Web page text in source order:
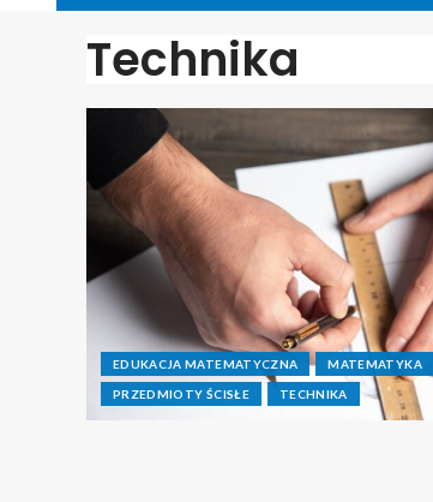
Technika
EDUKACJA MATEMATYCZNA MATEMATYKA
PRZEDMIOTY ŚCISŁE TECHNIKA